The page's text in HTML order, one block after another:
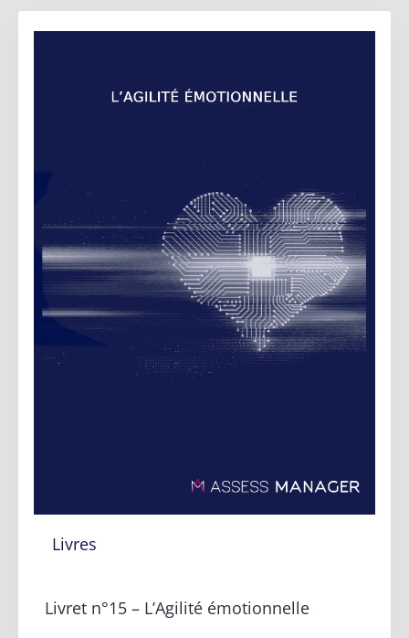
Livres
Livret n°15 – L’Agilité émotionnelle